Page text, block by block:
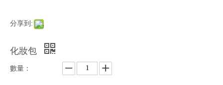
分享到:
化妝包
數量：